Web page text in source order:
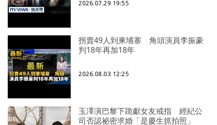
2026.07.29 19:55
拐賣49人到柬埔寨 角頭演員李振豪
判18年再加18年
2026.08.03 12:25
玉澤演巴黎下跪獻女友戒指 經紀公
司否認祕密求婚「是慶生抓拍照」